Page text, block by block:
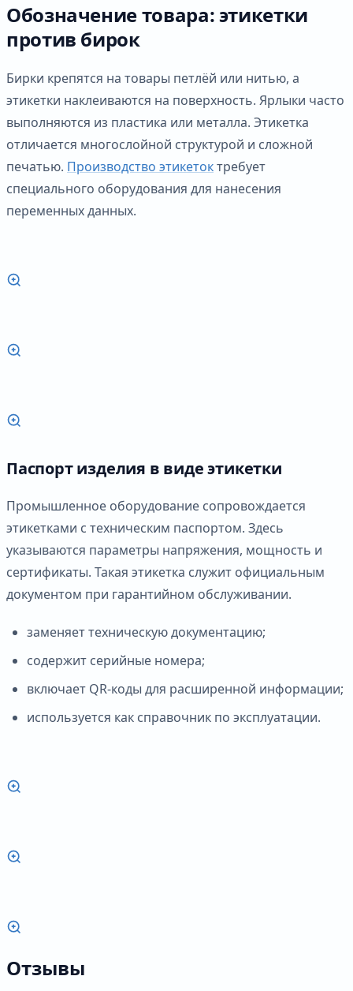
Обозначение товара: этикетки
против бирок
Бирки крепятся на товары петлёй или нитью, а
этикетки наклеиваются на поверхность. Ярлыки часто
выполняются из пластика или металла. Этикетка
отличается многослойной структурой и сложной
печатью. Производство этикетоктребует
специального оборудования для нанесения
переменных данных.
Паспорт изделия в виде этикетки
Промышленное оборудование сопровождается
этикетками с техническим паспортом. Здесь
указываются параметры напряжения, мощность и
сертификаты. Такая этикетка служит официальным
документом при гарантийном обслуживании.
заменяет техническую документацию;
содержит серийные номера;
включает QR-коды для расширенной информации;
используется как справочник по эксплуатации.
Отзывы